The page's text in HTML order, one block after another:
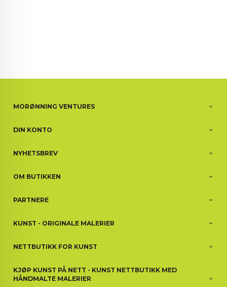
MORØNNING VENTURES
DIN KONTO
NYHETSBREV
OM BUTIKKEN
PARTNERE
KUNST - ORIGINALE MALERIER
NETTBUTIKK FOR KUNST
KJØP KUNST PÅ NETT - KUNST NETTBUTIKK MED
HÅNDMALTE MALERIER